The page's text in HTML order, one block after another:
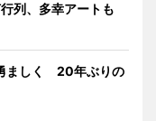
列、多幸アートも
ましく 20年ぶりの